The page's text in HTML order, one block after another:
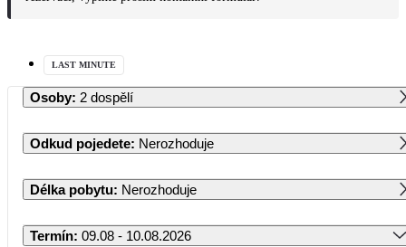
LAST MINUTE
Osoby: 2 dospělí
Odkud pojedete: Nerozhoduje
Délka pobytu: Nerozhoduje
Termín: 09.08 - 10.08.2026